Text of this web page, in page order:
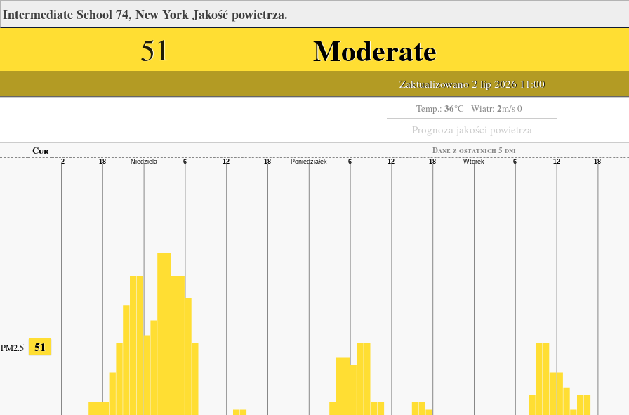
Intermediate School 74, New York Jakość powietrza.
51 Moderate
Zaktualizowano 2 lip 2026 11:00
Temp.: 36°C - Wiatr: 2m/s 0 -
Prognoza jakości powietrza
Cur Dane z ostatnich 5 dni
PM2.5 51